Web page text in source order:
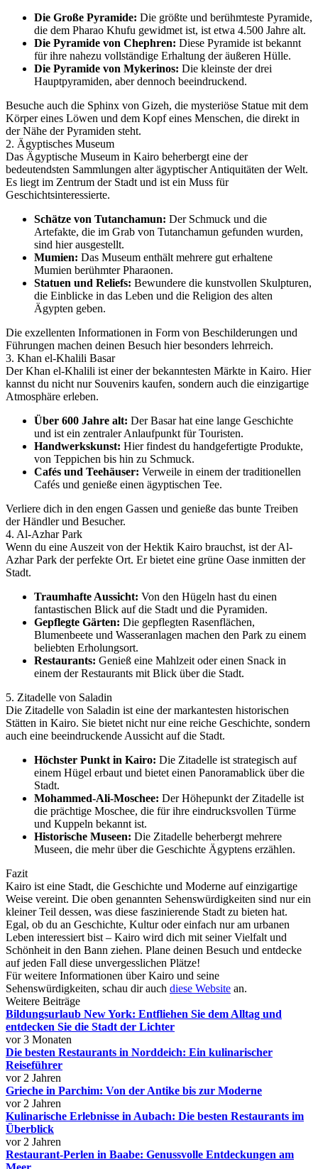
Die Große Pyramide: Die größte und berühmteste Pyramide,
die dem Pharao Khufu gewidmet ist, ist etwa 4.500 Jahre alt.
Die Pyramide von Chephren: Diese Pyramide ist bekannt
für ihre nahezu vollständige Erhaltung der äußeren Hülle.
Die Pyramide von Mykerinos: Die kleinste der drei
Hauptpyramiden, aber dennoch beeindruckend.
Besuche auch die Sphinx von Gizeh, die mysteriöse Statue mit dem
Körper eines Löwen und dem Kopf eines Menschen, die direkt in
der Nähe der Pyramiden steht.
2. Ägyptisches Museum
Das Ägyptische Museum in Kairo beherbergt eine der
bedeutendsten Sammlungen alter ägyptischer Antiquitäten der Welt.
Es liegt im Zentrum der Stadt und ist ein Muss für
Geschichtsinteressierte.
Schätze von Tutanchamun: Der Schmuck und die
Artefakte, die im Grab von Tutanchamun gefunden wurden,
sind hier ausgestellt.
Mumien: Das Museum enthält mehrere gut erhaltene
Mumien berühmter Pharaonen.
Statuen und Reliefs: Bewundere die kunstvollen Skulpturen,
die Einblicke in das Leben und die Religion des alten
Ägypten geben.
Die exzellenten Informationen in Form von Beschilderungen und
Führungen machen deinen Besuch hier besonders lehrreich.
3. Khan el-Khalili Basar
Der Khan el-Khalili ist einer der bekanntesten Märkte in Kairo. Hier
kannst du nicht nur Souvenirs kaufen, sondern auch die einzigartige
Atmosphäre erleben.
Über 600 Jahre alt: Der Basar hat eine lange Geschichte
und ist ein zentraler Anlaufpunkt für Touristen.
Handwerkskunst: Hier findest du handgefertigte Produkte,
von Teppichen bis hin zu Schmuck.
Cafés und Teehäuser: Verweile in einem der traditionellen
Cafés und genieße einen ägyptischen Tee.
Verliere dich in den engen Gassen und genieße das bunte Treiben
der Händler und Besucher.
4. Al-Azhar Park
Wenn du eine Auszeit von der Hektik Kairo brauchst, ist der Al-
Azhar Park der perfekte Ort. Er bietet eine grüne Oase inmitten der
Stadt.
Traumhafte Aussicht: Von den Hügeln hast du einen
fantastischen Blick auf die Stadt und die Pyramiden.
Gepflegte Gärten: Die gepflegten Rasenflächen,
Blumenbeete und Wasseranlagen machen den Park zu einem
beliebten Erholungsort.
Restaurants: Genieß eine Mahlzeit oder einen Snack in
einem der Restaurants mit Blick über die Stadt.
5. Zitadelle von Saladin
Die Zitadelle von Saladin ist eine der markantesten historischen
Stätten in Kairo. Sie bietet nicht nur eine reiche Geschichte, sondern
auch eine beeindruckende Aussicht auf die Stadt.
Höchster Punkt in Kairo: Die Zitadelle ist strategisch auf
einem Hügel erbaut und bietet einen Panoramablick über die
Stadt.
Mohammed-Ali-Moschee: Der Höhepunkt der Zitadelle ist
die prächtige Moschee, die für ihre eindrucksvollen Türme
und Kuppeln bekannt ist.
Historische Museen: Die Zitadelle beherbergt mehrere
Museen, die mehr über die Geschichte Ägyptens erzählen.
Fazit
Kairo ist eine Stadt, die Geschichte und Moderne auf einzigartige
Weise vereint. Die oben genannten Sehenswürdigkeiten sind nur ein
kleiner Teil dessen, was diese faszinierende Stadt zu bieten hat.
Egal, ob du an Geschichte, Kultur oder einfach nur am urbanen
Leben interessiert bist – Kairo wird dich mit seiner Vielfalt und
Schönheit in den Bann ziehen. Plane deinen Besuch und entdecke
auf jeden Fall diese unvergesslichen Plätze!
Für weitere Informationen über Kairo und seine
Sehenswürdigkeiten, schau dir auch diese Website an.
Weitere Beiträge
Bildungsurlaub New York: Entfliehen Sie dem Alltag und
entdecken Sie die Stadt der Lichter
vor 3 Monaten
Die besten Restaurants in Norddeich: Ein kulinarischer
Reiseführer
vor 2 Jahren
Grieche in Parchim: Von der Antike bis zur Moderne
vor 2 Jahren
Kulinarische Erlebnisse in Aubach: Die besten Restaurants im
Überblick
vor 2 Jahren
Restaurant-Perlen in Baabe: Genussvolle Entdeckungen am